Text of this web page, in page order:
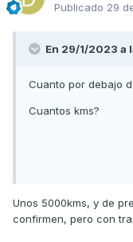
Publicado 29
En 29/1/2023 a
Cuanto por debajo
Cuantos kms?
Unos 5000kms, y de
confirmen, pero con